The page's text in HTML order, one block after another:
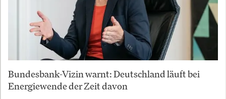
Bundesbank-Vizin warnt: Deutschland läuft bei
Energiewende der Zeit davon